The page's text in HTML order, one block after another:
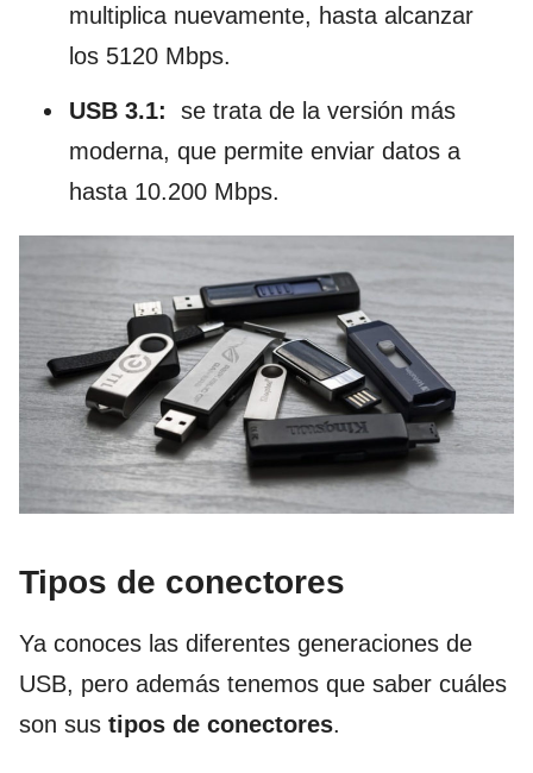
multiplica nuevamente, hasta alcanzar
los 5120 Mbps.
USB 3.1:
se trata de la versión más
moderna, que permite enviar datos a
hasta 10.200 Mbps.
Tipos de conectores
Ya conoces las diferentes generaciones de
USB, pero además tenemos que saber cuáles
son sus tipos de conectores.